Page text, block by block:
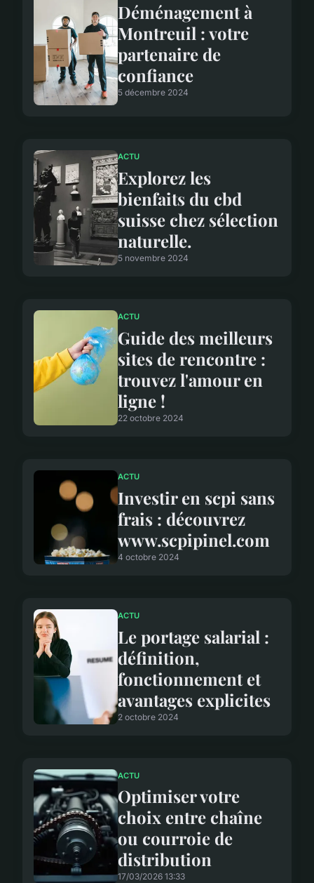
Déménagement à
Montreuil : votre
partenaire de
confiance
5 décembre 2024
ACTU
Explorez les
bienfaits du cbd
suisse chez sélection
naturelle.
5 novembre 2024
ACTU
Guide des meilleurs
sites de rencontre :
trouvez l'amour en
ligne !
22 octobre 2024
ACTU
Investir en scpi sans
frais : découvrez
www.scpipinel.com
4 octobre 2024
ACTU
Le portage salarial :
définition,
fonctionnement et
avantages explicites
2 octobre 2024
ACTU
Optimiser votre
choix entre chaîne
ou courroie de
distribution
17/03/2026 13:33